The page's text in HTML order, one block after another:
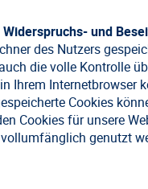
und
des Nutzers
die volle Kontrolle
Ihrem Internetbrowser
Cookies
Cookies für unsere
genutzt